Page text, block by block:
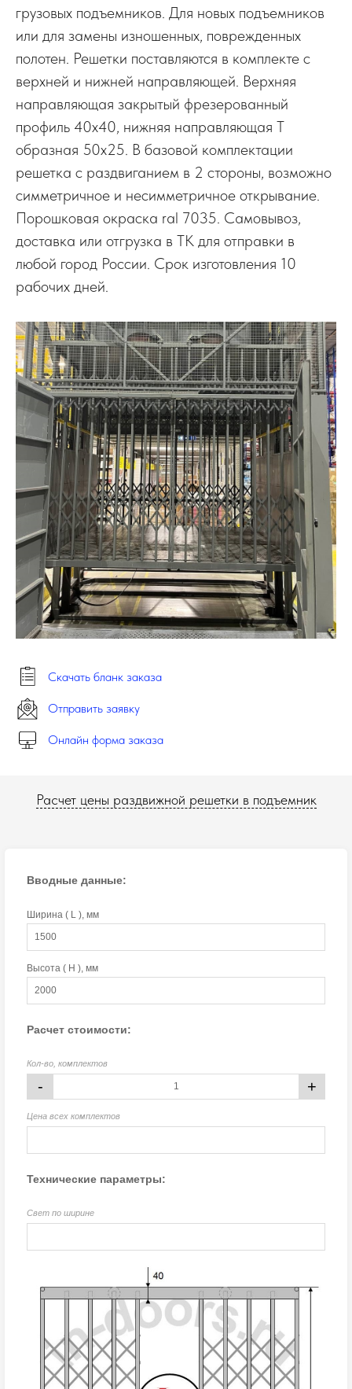
грузовых подъемников. Для новых подъемников
или для замены изношенных, поврежденных
полотен. Решетки поставляются в комплекте с
верхней и нижней направляющей. Верхняя
направляющая закрытый фрезерованный
профиль 40х40, нижняя направляющая Т
образная 50х25. В базовой комплектации
решетка с раздвиганием в 2 стороны, возможно
симметричное и несимметричное открывание.
Порошковая окраска ral 7035. Самовывоз,
доставка или отгрузка в ТК для отправки в
любой город России. Срок изготовления 10
рабочих дней.
Скачать бланк заказа
Отправить заявку
Онлайн форма заказа
Расчет цены раздвижной решетки в подъемник